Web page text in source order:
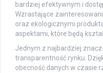
bardziej efektywnym i
Wzrastające
oraz ekologicznymi
aspektami, które będą
Jednym z najbardziej
transparentność rynku.
obecność danych w czasie